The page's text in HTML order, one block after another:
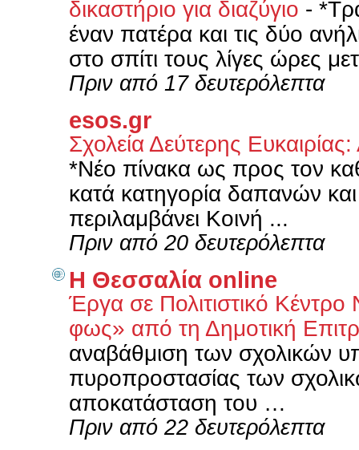
δικαστήριο για διαζύγιο -
έναν πατέρα και τις δύο
στο σπίτι τους λίγες ώρες
Πριν από 17 δευτερόλεπτα
esos.gr
Σχολεία Δεύτερης
*Νέο πίνακα ως προς τον
κατά κατηγορία δαπανών
περιλαμβάνει Κοινή ...
Πριν από 20 δευτερόλεπτα
Η Θεσσαλία online
Έργα σε Πολιτιστικό
φως» από τη Δημοτική
αναβάθμιση των σχολικών
πυροπροστασίας των
αποκατάσταση του …
Πριν από 22 δευτερόλεπτα